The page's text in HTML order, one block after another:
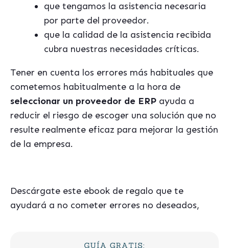
que tengamos la asistencia necesaria
por parte del proveedor.
que la calidad de la asistencia recibida
cubra nuestras necesidades críticas.
Tener en cuenta los errores más habituales que
cometemos habitualmente a la hora de
seleccionar un proveedor de ERP ayuda a
reducir el riesgo de escoger una solución que no
resulte realmente eficaz para mejorar la gestión
de la empresa.
Descárgate este ebook de regalo que te
ayudará a no cometer errores no deseados,